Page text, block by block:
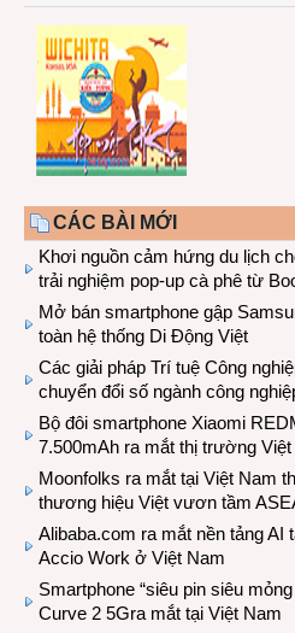
CÁC BÀI MỚI
Khơi nguồn cảm hứng du lịch
trải nghiệm pop-up cà phê từ
Mở bán smartphone gập
toàn hệ thống Di Động Việt
Các giải pháp Trí tuệ Công
chuyển đổi số ngành công
Bộ đôi smartphone Xiaomi
7.500mAh ra mắt thị trường Việt
Moonfolks ra mắt tại Việt Nam
thương hiệu Việt vươn tầm
Alibaba.com ra mắt nền tảng AI
Accio Work ở Việt Nam
Smartphone “siêu pin siêu
Curve 2 5Gra mắt tại Việt Nam